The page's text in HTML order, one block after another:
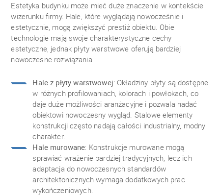
Estetyka budynku może mieć duże znaczenie w kontekście
wizerunku firmy. Hale, które wyglądają nowocześnie i
estetycznie, mogą zwiększyć prestiż obiektu. Obie
technologie mają swoje charakterystyczne cechy
estetyczne, jednak płyty warstwowe oferują bardziej
nowoczesne rozwiązania.
Hale z płyty warstwowej: Okładziny płyty są dostępne
w różnych profilowaniach, kolorach i powłokach, co
daje duże możliwości aranżacyjne i pozwala nadać
obiektowi nowoczesny wygląd. Stalowe elementy
konstrukcji często nadają całości industrialny, modny
charakter.
Hale murowane: Konstrukcje murowane mogą
sprawiać wrażenie bardziej tradycyjnych, lecz ich
adaptacja do nowoczesnych standardów
architektonicznych wymaga dodatkowych prac
wykończeniowych.